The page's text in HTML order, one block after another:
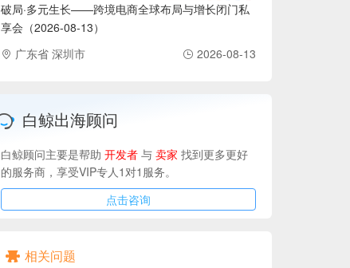
破局·多元生长——跨境电商全球布局与增长闭门私
享会（2026-08-13）
广东省 深圳市
2026-08-13
白鲸出海顾问
白鲸顾问主要是帮助 开发者 与 卖家 找到更多更好
的服务商，享受VIP专人1对1服务。
点击咨询
相关问题